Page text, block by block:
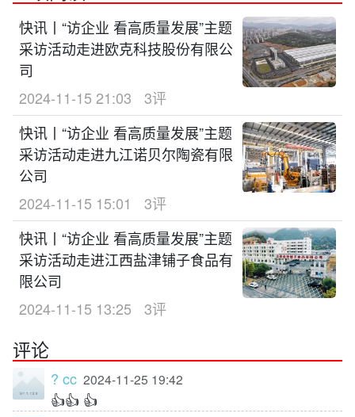
快讯丨“访企业 看高质量发展”主题
采访活动走进欧克科技股份有限公
司
2024-11-15 21:03
3评
快讯丨“访企业 看高质量发展”主题
采访活动走进九江诺贝尔陶瓷有限
公司
2024-11-15 15:01
3评
快讯丨“访企业 看高质量发展”主题
采访活动走进江西盐津铺子食品有
限公司
2024-11-15 13:25
3评
评论
? cc 2024-11-25 19:42
👍👍 👍